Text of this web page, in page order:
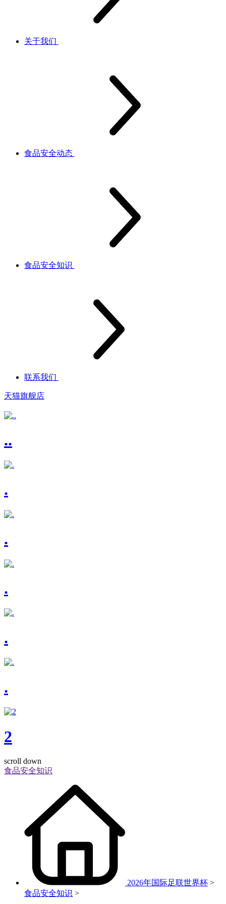
关于我们
食品安全动态
食品安全知识
联系我们
天猫旗舰店
..
.
.
.
.
.
2
scroll down
食品安全知识
2026年国际足联世界杯 >
食品安全知识 >